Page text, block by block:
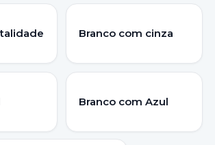
Branco com cinza
Branco com Azul